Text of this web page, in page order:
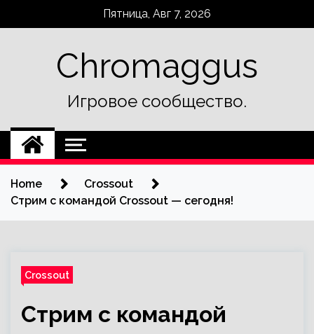
Пятница, Авг 7, 2026
Chromaggus
Игровое сообщество.
Home
Crossout
Стрим с командой Crossout — сегодня!
Crossout
Стрим с командой